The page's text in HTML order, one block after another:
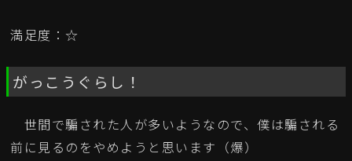
満足度：☆
がっこうぐらし！
世間で騙された人が多いようなので、僕は騙される
前に見るのをやめようと思います（爆）